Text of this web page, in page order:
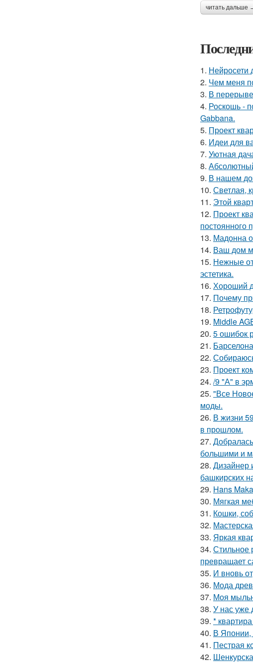
читать дальше
1. Нейросети
2. Чем меня
3. В
4. Роскошь -
Gabbana.
5. Проект
6. Идеи для
7. Уютная
8.
9. В нашем
10. Светлая,
11. Этой
12. Проект
постоянного
13. Мадонна
14. Ваш дом
15. Нежные
эстетика.
16. Хороший
17. Почему
18.
19. Middle
20. 5 ошибок
21.
22.
23. Проект
24. /9 "А" в
25. "Все
моды.
26. В жизни
в прошлом.
27.
большими и
28. Дизайнер
башкирских
29. Hans
30. Мягкая
31. Кошки,
32.
33. Яркая
34. Стильное
превращает
35. И вновь
36. Мода
37. Моя
38. У нас уже
39. *
40. В Японии,
41. Пестрая
42.